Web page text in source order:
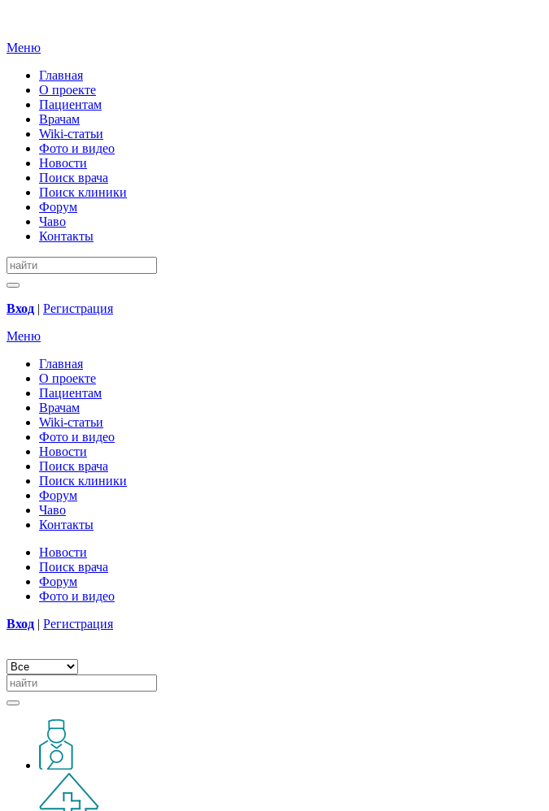
Меню
Главная
О проекте
Пациентам
Врачам
Wiki-статьи
Фото и видео
Новости
Поиск врача
Поиск клиники
Форум
Чаво
Контакты
Вход | Регистрация
Меню
Главная
О проекте
Пациентам
Врачам
Wiki-статьи
Фото и видео
Новости
Поиск врача
Поиск клиники
Форум
Чаво
Контакты
Новости
Поиск врача
Форум
Фото и видео
Вход | Регистрация